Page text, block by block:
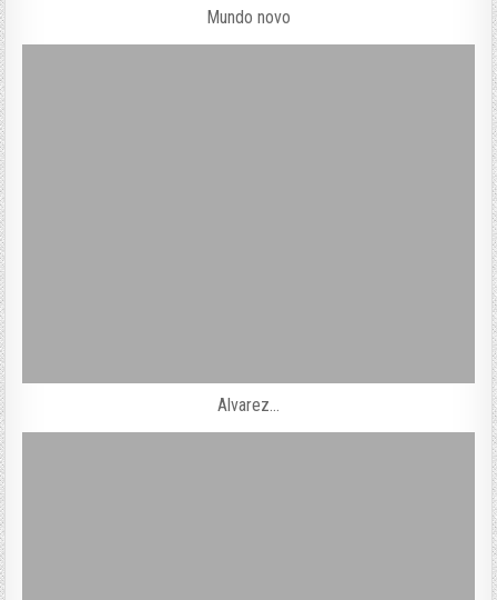
Mundo novo
Alvarez…